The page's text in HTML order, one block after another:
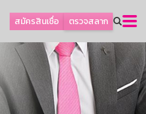
สมัครสินเชื่อ ตรวจสลาก